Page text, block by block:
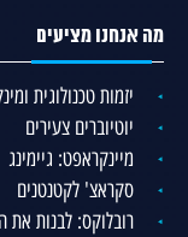
מה אנחנו מציעים
יזמות טכנולוגית
יוטיוברים צעירים
מיינקראפט: גיימינג
סקראצ' לקטנטנים
רובלוקס: לבנות